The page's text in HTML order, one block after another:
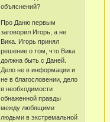
объяснений?
Про Даню первым
заговорил Игорь, а не
Вика. Игорь принял
решение о том, что Вика
должна быть с Даней.
Дело не в информации и
не в благословении, дело
в необходимости
обнаженной правды
между любящими
людьми в экстремальной